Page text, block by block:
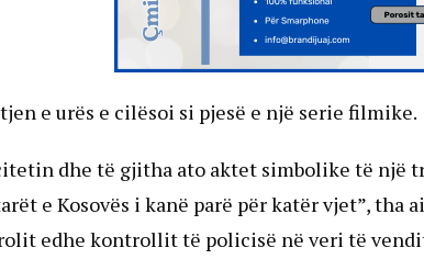
e urës e cilësoi si pjesë e një serie filmike.
dhe të gjitha ato aktet simbolike të një
e Kosovës i kanë parë për katër vjet”, tha
edhe kontrollit të policisë në veri të